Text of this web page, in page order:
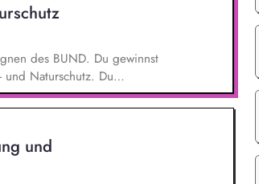
des BUND. Du gewinnst
Naturschutz. Du
bestem Wissen und
durch das Sammeln
und